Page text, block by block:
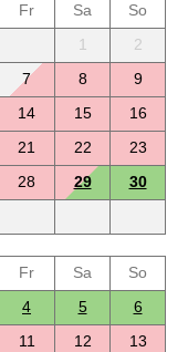
Fr Sa
So
1
2
7 8
9
14 15
16
21 22
23
28 29
30
Fr Sa
So
4 5
6
11 12
13